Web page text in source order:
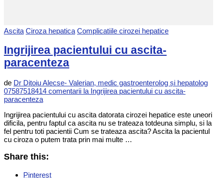
Ascita Ciroza hepatica Complicatiile cirozei hepatice
Ingrijirea pacientului cu ascita-
paracenteza
de Dr Ditoiu Alecse- Valerian, medic gastroenterolog și hepatolog
07587518414 comentarii la Ingrijirea pacientului cu ascita-
paracenteza
Ingrijirea pacientului cu ascita datorata cirozei hepatice este uneori
dificila, pentru faptul ca ascita nu se trateaza totdeuna simplu, si la
fel pentru toti pacientii Cum se trateaza ascita? Ascita la pacientul
cu ciroza o putem trata prin mai multe …
Share this:
Pinterest